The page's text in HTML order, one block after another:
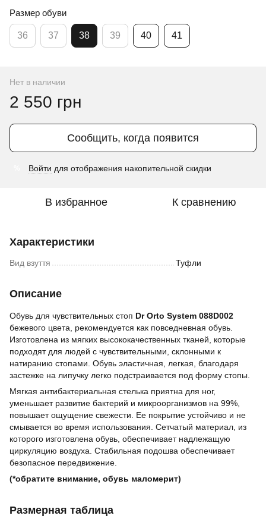
Размер обуви
36 37 38 39 40 41
Нет в наличии
2 550 грн
Сообщить, когда появится
Войти для отображения накопительной скидки
В избранное К сравнению
Характеристики
Вид взуття Туфли
Описание
Обувь для чувствительных стоп Dr Orto System 088D002
бежевого цвета, рекомендуется как повседневная обувь.
Изготовлена из мягких высококачественных тканей, которые
подходят для людей с чувствительными, склонными к
натиранию стопами. Обувь эластичная, легкая, благодаря
застежке на липучку легко подстраивается под форму стопы.
Мягкая антибактериальная стелька приятна для ног,
уменьшает развитие бактерий и микроорганизмов на 99%,
повышает ощущение свежести. Ее покрытие устойчиво и не
смывается во время использования. Сетчатый материал, из
которого изготовлена обувь, обеспечивает надлежащую
циркуляцию воздуха. Стабильная подошва обеспечивает
безопасное передвижение.
(*обратите внимание, обувь маломерит)
Размерная таблица